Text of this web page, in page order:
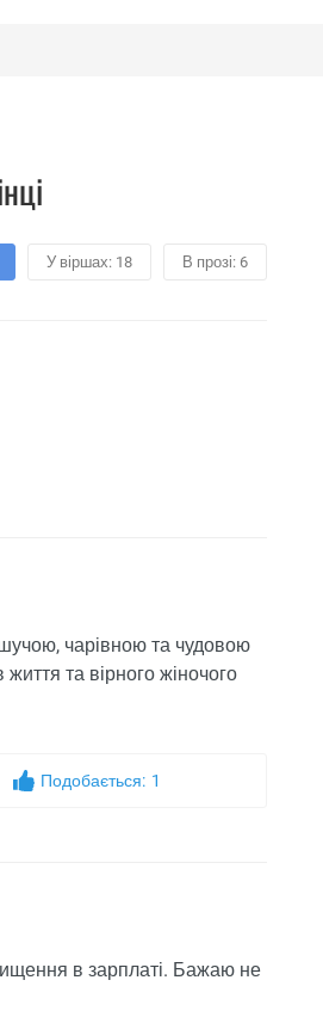
У віршах: 18 В прозі: 6
чарівною та чудовою
та вірного жіночого
Подобається: 1
в зарплаті. Бажаю не